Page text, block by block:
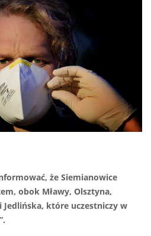
że Siemianowice
obok Mławy, Olsztyna,
Jedlińska, które uczestniczy w